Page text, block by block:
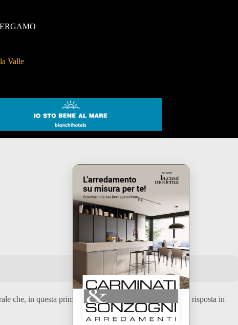
Valle
che, in questa prima edizione, sta registrando un’ottima risposta in